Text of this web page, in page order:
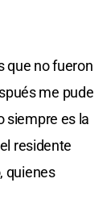
que no fueron
me pude
siempre es la
residente
quienes